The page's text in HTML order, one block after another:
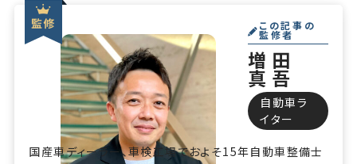
この記事の
監修者
増田
真吾
自動車ラ
イター
国産車ディーラー、車検工場でおよそ15年自動車整備士